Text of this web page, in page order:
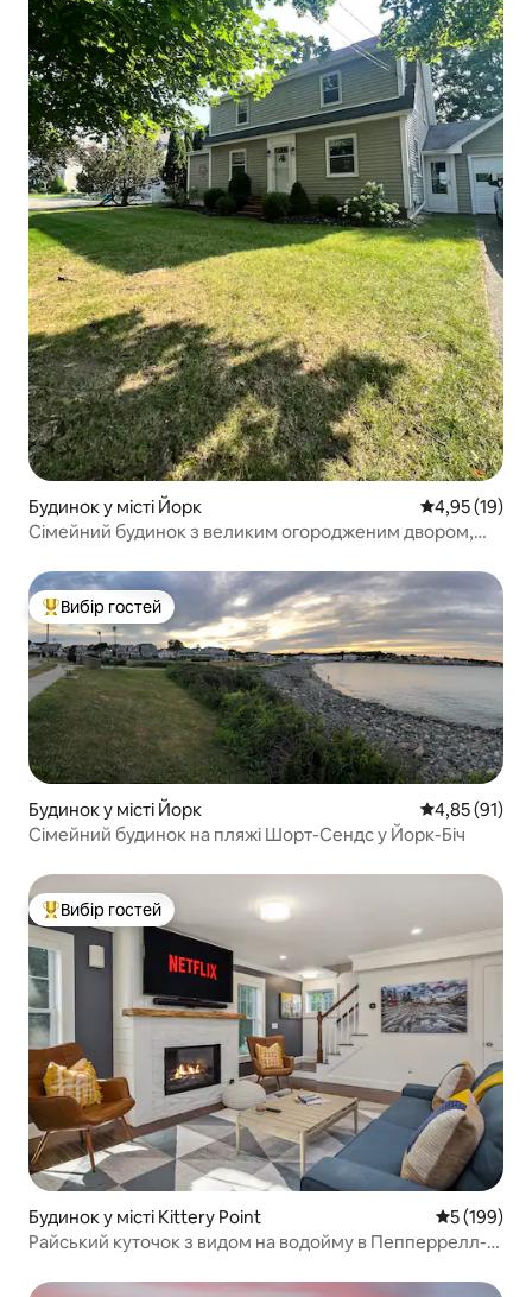
Будинок у місті Йорк Середня
4,95 (19)
Сімейний будинок з великим огородженим двором,
Топ вибір гостей
Вибір гостей
Будинок у місті Йорк Середня
4,85 (91)
Сімейний будинок на пляжі Шорт-Сендс у Йорк-Біч
Топ вибір гостей
Вибір гостей
Будинок у місті Kittery Point Середня
5 (199)
Райський куточок з видом на водойму в Пепперрелл-